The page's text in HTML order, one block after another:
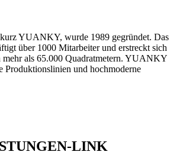
YUANKY, wurde 1989 gegründet. Das
über 1000 Mitarbeiter und erstreckt sich
mehr als 65.000 Quadratmetern. YUANKY
Produktionslinien und hochmoderne
LINK